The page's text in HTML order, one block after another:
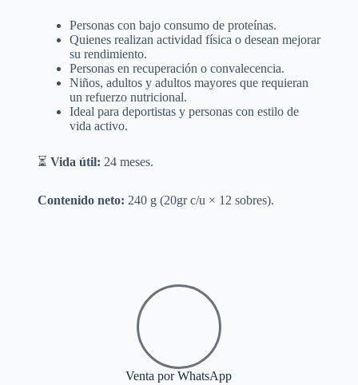
Personas con bajo consumo de proteínas.
Quienes realizan actividad física o desean mejorar
su rendimiento.
Personas en recuperación o convalecencia.
Niños, adultos y adultos mayores que requieran
un refuerzo nutricional.
Ideal para deportistas y personas con estilo de
vida activo.
⏳ Vida útil: 24 meses.
Contenido neto: 240 g (20gr c/u × 12 sobres).
Venta por WhatsApp